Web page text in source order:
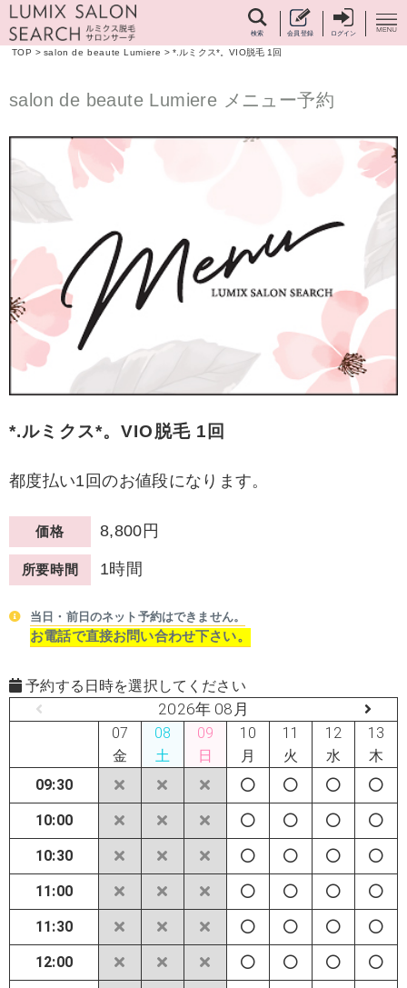
検索 会員登録 ログイン
TOP > salon de beaute Lumiere > *.ルミクス*。VIO脱毛 1回
salon de beaute Lumiere メニュー予約
*.ルミクス*。VIO脱毛 1回
都度払い1回のお値段になります。
価格 8,800円
所要時間 1時間
当日・前日のネット予約はできません。
お電話で直接お問い合わせ下さい。
予約する日時を選択してください
2026年 08月
07
金
08
土
09
日
10
月
11
火
12
水
13
木
09:30
10:00
10:30
11:00
11:30
12:00